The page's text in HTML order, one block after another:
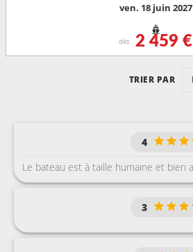
ven. 18 juin 2027
dès 2 459 €
TRIER PAR
4
Le bateau est à taille humaine et bien
3